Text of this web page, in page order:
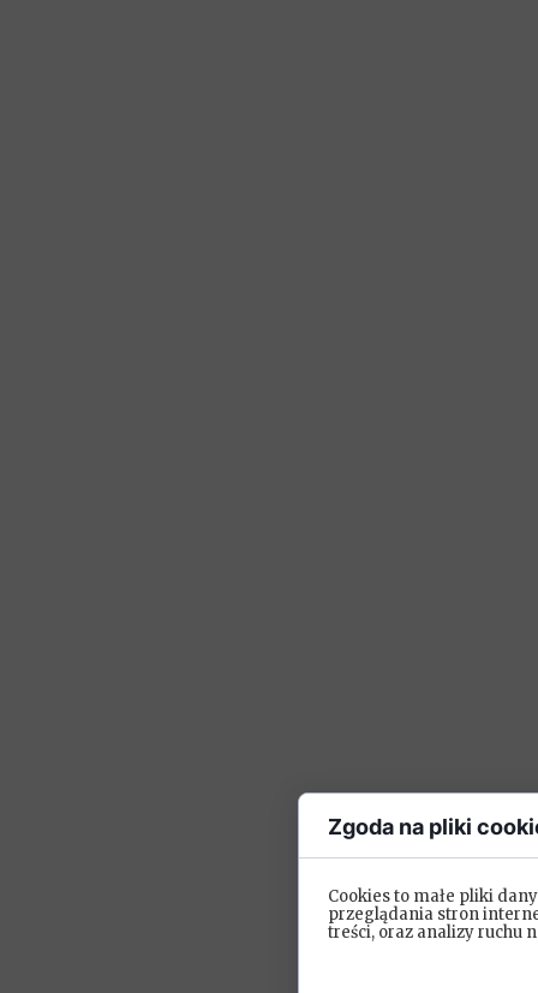
Zgoda na pliki
Cookies to małe pliki
przeglądania stron
treści, oraz analizy ruchu